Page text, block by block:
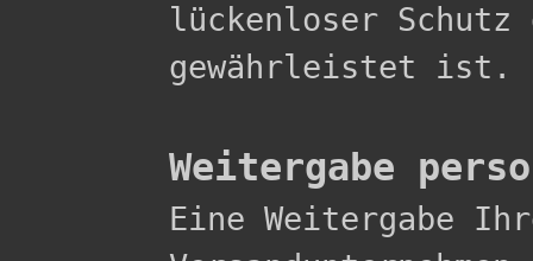
lückenloser
gewährleistet ist.
Weitergabe
Eine Weitergabe